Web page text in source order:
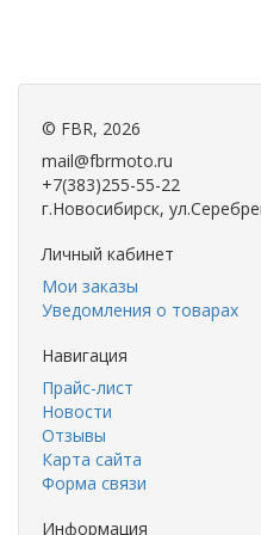
© FBR, 2026
mail@fbrmoto.ru
+7(383)255-55-22
г.Новосибирск,
Личный кабинет
Мои заказы
Уведомления о товарах
Навигация
Прайс-лист
Новости
Отзывы
Карта сайта
Форма связи
Информация